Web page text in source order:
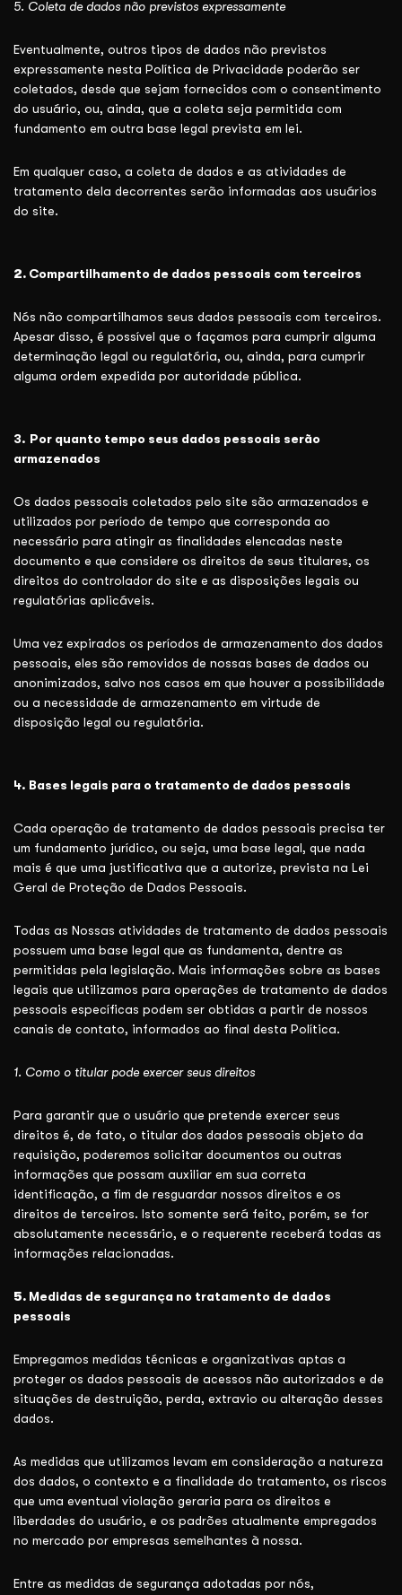
5. Coleta de dados não previstos expressamente
Eventualmente, outros tipos de dados não previstos
expressamente nesta Política de Privacidade poderão ser
coletados, desde que sejam fornecidos com o consentimento
do usuário, ou, ainda, que a coleta seja permitida com
fundamento em outra base legal prevista em lei.
Em qualquer caso, a coleta de dados e as atividades de
tratamento dela decorrentes serão informadas aos usuários
do site.
2. Compartilhamento de dados pessoais com terceiros
Nós não compartilhamos seus dados pessoais com terceiros.
Apesar disso, é possível que o façamos para cumprir alguma
determinação legal ou regulatória, ou, ainda, para cumprir
alguma ordem expedida por autoridade pública.
3. Por quanto tempo seus dados pessoais serão
armazenados
Os dados pessoais coletados pelo site são armazenados e
utilizados por período de tempo que corresponda ao
necessário para atingir as finalidades elencadas neste
documento e que considere os direitos de seus titulares, os
direitos do controlador do site e as disposições legais ou
regulatórias aplicáveis.
Uma vez expirados os períodos de armazenamento dos dados
pessoais, eles são removidos de nossas bases de dados ou
anonimizados, salvo nos casos em que houver a possibilidade
ou a necessidade de armazenamento em virtude de
disposição legal ou regulatória.
4. Bases legais para o tratamento de dados pessoais
Cada operação de tratamento de dados pessoais precisa ter
um fundamento jurídico, ou seja, uma base legal, que nada
mais é que uma justificativa que a autorize, prevista na Lei
Geral de Proteção de Dados Pessoais.
Todas as Nossas atividades de tratamento de dados pessoais
possuem uma base legal que as fundamenta, dentre as
permitidas pela legislação. Mais informações sobre as bases
legais que utilizamos para operações de tratamento de dados
pessoais específicas podem ser obtidas a partir de nossos
canais de contato, informados ao final desta Política.
1. Como o titular pode exercer seus direitos
Para garantir que o usuário que pretende exercer seus
direitos é, de fato, o titular dos dados pessoais objeto da
requisição, poderemos solicitar documentos ou outras
informações que possam auxiliar em sua correta
identificação, a fim de resguardar nossos direitos e os
direitos de terceiros. Isto somente será feito, porém, se for
absolutamente necessário, e o requerente receberá todas as
informações relacionadas.
5. Medidas de segurança no tratamento de dados
pessoais
Empregamos medidas técnicas e organizativas aptas a
proteger os dados pessoais de acessos não autorizados e de
situações de destruição, perda, extravio ou alteração desses
dados.
As medidas que utilizamos levam em consideração a natureza
dos dados, o contexto e a finalidade do tratamento, os riscos
que uma eventual violação geraria para os direitos e
liberdades do usuário, e os padrões atualmente empregados
no mercado por empresas semelhantes à nossa.
Entre as medidas de segurança adotadas por nós,